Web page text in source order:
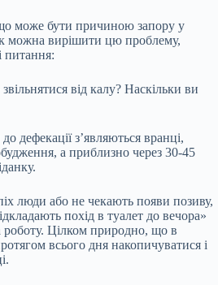
може бути причиною запору у
можна вирішити цю проблему,
питання:
від калу? Наскільки ви
дефекації з’являються вранці,
а приблизно через 30-45
люди або не чекають появи позиву,
похід в туалет до вечора»
роботу. Цілком природно, що в
всього дня накопичуватися і